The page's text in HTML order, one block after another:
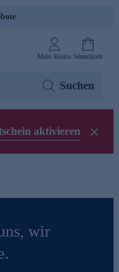
Mein Konto Warenkorb
Suchen
aktivieren
wir